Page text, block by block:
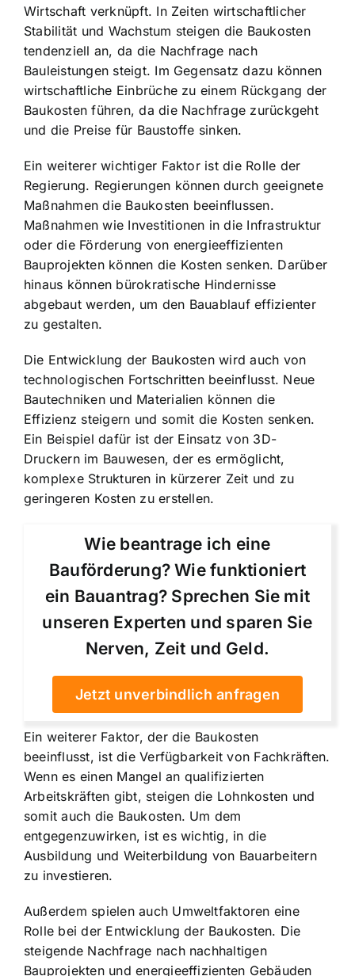
Wirtschaft verknüpft. In Zeiten wirtschaftlicher
Stabilität und Wachstum steigen die Baukosten
tendenziell an, da die Nachfrage nach
Bauleistungen steigt. Im Gegensatz dazu können
wirtschaftliche Einbrüche zu einem Rückgang der
Baukosten führen, da die Nachfrage zurückgeht
und die Preise für Baustoffe sinken.
Ein weiterer wichtiger Faktor ist die Rolle der
Regierung. Regierungen können durch geeignete
Maßnahmen die Baukosten beeinflussen.
Maßnahmen wie Investitionen in die Infrastruktur
oder die Förderung von energieeffizienten
Bauprojekten können die Kosten senken. Darüber
hinaus können bürokratische Hindernisse
abgebaut werden, um den Bauablauf effizienter
zu gestalten.
Die Entwicklung der Baukosten wird auch von
technologischen Fortschritten beeinflusst. Neue
Bautechniken und Materialien können die
Effizienz steigern und somit die Kosten senken.
Ein Beispiel dafür ist der Einsatz von 3D-
Druckernim Bauwesen, der es ermöglicht,
komplexe Strukturen in kürzerer Zeit und zu
geringeren Kosten zu erstellen.
Wie beantrage ich eine
Bauförderung? Wie funktioniert
ein Bauantrag? Sprechen Sie mit
unseren Experten und sparen Sie
Nerven, Zeit und Geld.
Jetzt unverbindlich anfragen
Ein weiterer Faktor, der die Baukosten
beeinflusst, ist die Verfügbarkeit von Fachkräften.
Wenn es einen Mangel an qualifizierten
Arbeitskräften gibt, steigen die Lohnkosten und
somit auch die Baukosten. Um dem
entgegenzuwirken, ist es wichtig, in die
Ausbildung und Weiterbildung von Bauarbeitern
zu investieren.
Außerdem spielen auch Umweltfaktoren eine
Rolle bei der Entwicklung der Baukosten. Die
steigende Nachfrage nach nachhaltigen
Bauprojekten und energieeffizienten Gebäuden